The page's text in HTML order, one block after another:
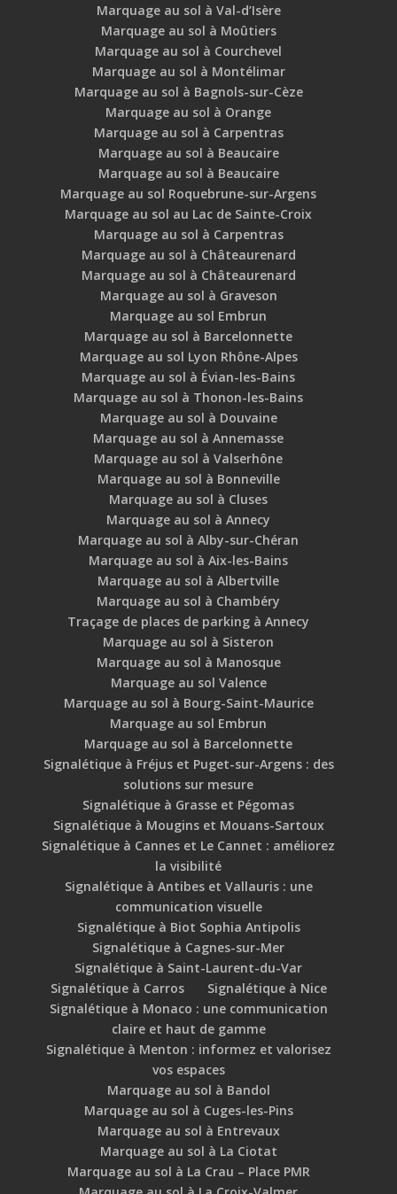
Marquage au sol à Val-d’Isère
Marquage au sol à Moûtiers
Marquage au sol à Courchevel
Marquage au sol à Montélimar
Marquage au sol à Bagnols-sur-Cèze
Marquage au sol à Orange
Marquage au sol à Carpentras
Marquage au sol à Beaucaire
Marquage au sol à Beaucaire
Marquage au sol Roquebrune-sur-Argens
Marquage au sol au Lac de Sainte-Croix
Marquage au sol à Carpentras
Marquage au sol à Châteaurenard
Marquage au sol à Châteaurenard
Marquage au sol à Graveson
Marquage au sol Embrun
Marquage au sol à Barcelonnette
Marquage au sol Lyon Rhône-Alpes
Marquage au sol à Évian-les-Bains
Marquage au sol à Thonon-les-Bains
Marquage au sol à Douvaine
Marquage au sol à Annemasse
Marquage au sol à Valserhône
Marquage au sol à Bonneville
Marquage au sol à Cluses
Marquage au sol à Annecy
Marquage au sol à Alby-sur-Chéran
Marquage au sol à Aix-les-Bains
Marquage au sol à Albertville
Marquage au sol à Chambéry
Traçage de places de parking à Annecy
Marquage au sol à Sisteron
Marquage au sol à Manosque
Marquage au sol Valence
Marquage au sol à Bourg-Saint-Maurice
Marquage au sol Embrun
Marquage au sol à Barcelonnette
Signalétique à Fréjus et Puget-sur-Argens : des
solutions sur mesure
Signalétique à Grasse et Pégomas
Signalétique à Mougins et Mouans-Sartoux
Signalétique à Cannes et Le Cannet : améliorez
la visibilité
Signalétique à Antibes et Vallauris : une
communication visuelle
Signalétique à Biot Sophia Antipolis
Signalétique à Cagnes-sur-Mer
Signalétique à Saint-Laurent-du-Var
Signalétique à Carros
Signalétique à Nice
Signalétique à Monaco : une communication
claire et haut de gamme
Signalétique à Menton : informez et valorisez
vos espaces
Marquage au sol à Bandol
Marquage au sol à Cuges-les-Pins
Marquage au sol à Entrevaux
Marquage au sol à La Ciotat
Marquage au sol à La Crau – Place PMR